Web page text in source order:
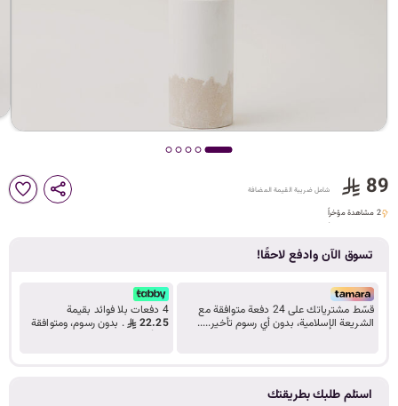
ا
89 شامل ضريبة القيمة المضافة
2 مشاهدة مؤخراً
تسوق الآن وادفع لاحقًا!
قسّط مشترياتك على 24 دفعة متوافقة مع
الشريعة الإسلامية، بدون أي رسوم تأخير.....
4 دفعات بلا فوائد بقيمة
22.25
. بدون رسوم، ومتوافقة
استلم طلبك بطريقتك